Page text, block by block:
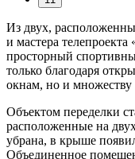
Из двух,
и мастера
просторный
только благодаря
окнам, но и множеству
Объектом переделки
расположенные на
убрана, в крыше
Объединенное